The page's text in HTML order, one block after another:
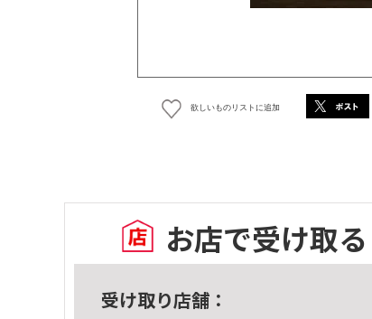
欲しいものリストに追加
お店で受け取る
受け取り店舗：